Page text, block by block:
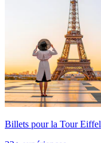
Billets pour la Tour Eiffel